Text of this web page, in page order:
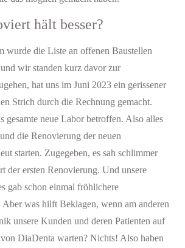
hält besser?
die Liste an offenen Baustellen
wir standen kurz davor zur
hat uns im Juni 2023 ein gerissener
Strich durch die Rechnung gemacht.
gesamte neue Labor betroffen. Also alles
die Renovierung der neuen
starten. Zugegeben, es sah schlimmer
der ersten Renovierung. Und unsere
gab schon einmal fröhlichere
Aber was hilft Beklagen, wenn am anderen
unsere Kunden und deren Patienten auf
DiaDenta warten? Nichts! Also haben